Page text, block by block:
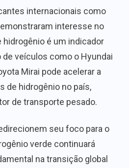
internacionais como
interesse no
hidrogênio é um indicador
veículos como o Hyundai
Mirai pode acelerar a
de hidrogênio no país,
de transporte pesado.
seu foco para o
verde continuará
na transição global